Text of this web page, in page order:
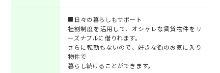
■日々の暮らしもサポート
社割制度を活用して、オシャレな賃貸物件をリ
ーズナブルに借りれます。
さらに転勤もないので、好きな街のお気に入り
物件で
暮らし続けることができます。